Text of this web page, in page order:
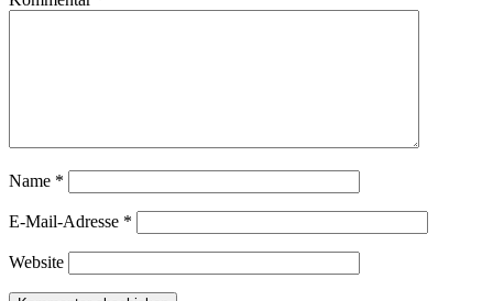
Name *
E-Mail-Adresse *
Website